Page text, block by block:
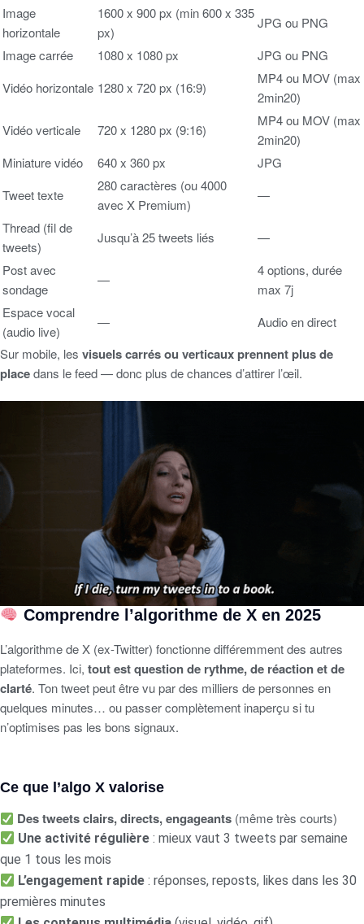
Image
horizontale
1600 x 900 px (min 600 x 335
px)
JPG ou PNG
Image carrée
1080 x 1080 px
JPG ou PNG
Vidéo horizontale 1280 x 720 px (16:9)
MP4 ou MOV (max
2min20)
Vidéo verticale
720 x 1280 px (9:16)
MP4 ou MOV (max
2min20)
Miniature vidéo
640 x 360 px
JPG
Tweet texte
280 caractères (ou 4000
avec X Premium)
—
Thread (fil de
tweets)
Jusqu’à 25 tweets liés
—
Post avec
sondage
—
4 options, durée
max 7j
Espace vocal
(audio live)
—
Audio en direct
Sur mobile, les visuels carrés ou verticaux prennent plus de
placedans le feed — donc plus de chances d’attirer l’œil.
Comprendre l’algorithme de X en 2025
L’algorithme de X (ex-Twitter) fonctionne différemment des autres
plateformes. Ici, tout est question de rythme, de réaction et de
clarté. Ton tweet peut être vu par des milliers de personnes en
quelques minutes… ou passer complètement inaperçu si tu
n’optimises pas les bons signaux.
Ce que l’algo X valorise
Des tweets clairs, directs, engageants (même très courts)
Une activité régulière : mieux vaut 3 tweets par semaine
que 1 tous les mois
L’engagement rapide : réponses, reposts, likes dans les 30
premières minutes